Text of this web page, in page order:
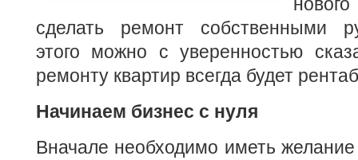
сделать ремонт собственными
этого можно с уверенностью
ремонту квартир всегда будет
Начинаем бизнес с нуля
Вначале необходимо иметь